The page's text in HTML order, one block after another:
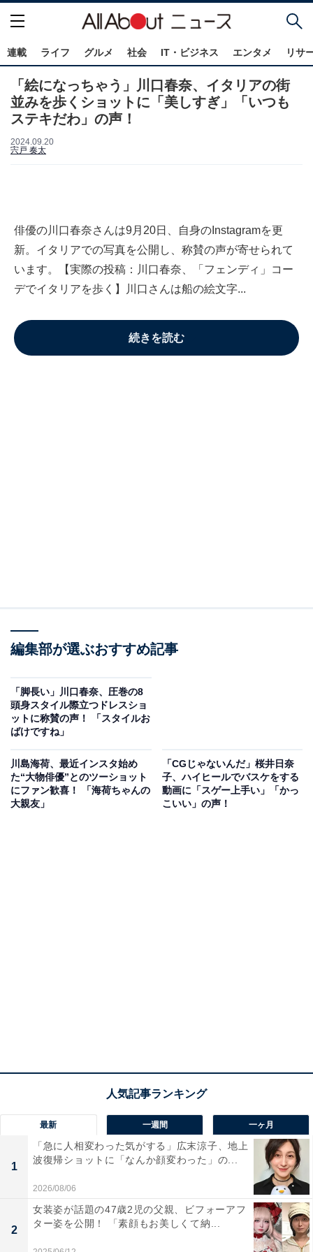
連載 ライフ グルメ 社会 IT・ビジネス エンタメ リサ
「絵になっちゃう」川口春奈、イタリアの街
並みを歩くショットに「美しすぎ」「いつも
ステキだわ」の声！
2024.09.20
宍戸 奏太
俳優の川口春奈さんは9月20日、自身のInstagramを更
新。イタリアでの写真を公開し、称賛の声が寄せられて
います。【実際の投稿：川口春奈、「フェンディ」コー
デでイタリアを歩く】川口さんは船の絵文字...
続きを読む
編集部が選ぶおすすめ記事
「脚長い」川口春奈、圧巻の8
頭身スタイル際立つドレスショ
ットに称賛の声！ 「スタイルお
ばけですね」
川島海荷、最近インスタ始め
た“大物俳優”とのツーショット
にファン歓喜！ 「海荷ちゃんの
大親友」
「CGじゃないんだ」桜井日奈
子、ハイヒールでバスケをする
動画に「スゲー上手い」「かっ
こいい」の声！
最新 一週間 一ヶ月
1
「急に人相変わった気がする」広末涼子、地上
波復帰ショットに「なんか顔変わった」の...
2026/08/06
2
女装姿が話題の47歳2児の父親、ビフォーアフ
ター姿を公開！ 「素顔もお美しくて納...